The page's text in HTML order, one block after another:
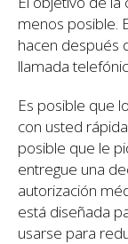
menos posible.
hacen después
llamada
Es posible que
con usted
posible que le
entregue una
autorización
está diseñada
usarse para